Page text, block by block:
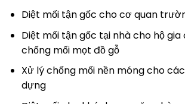
Diệt mối tận gốc cho cơ quan
Diệt mối tận gốc tại nhà cho hộ
chống mối mọt đồ gỗ
Xử lý chống mối nền móng cho
dựng